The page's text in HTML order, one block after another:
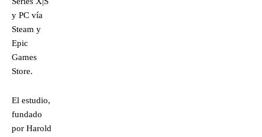
y PC vía
Steam y
Epic
Games
Store.
El estudio,
fundado
por Harold